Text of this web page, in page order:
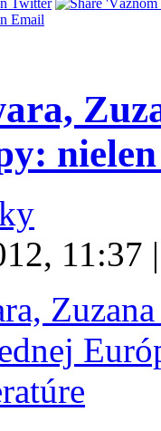
11:37